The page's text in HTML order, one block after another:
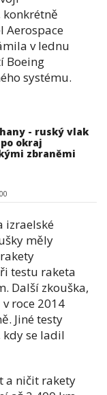
konkrétně
Aerospace
v lednu
Boeing
systému.
- ruský vlak
okraj
zbraněmi
izraelské
měly
testu raketa
Další zkouška,
roce 2014
Jiné testy
se ladil
a ničit rakety